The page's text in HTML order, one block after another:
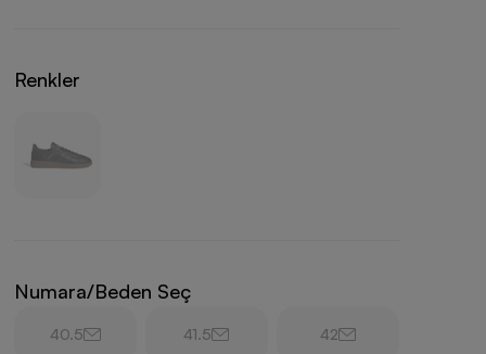
Renkler
Numara/Beden Seç
40.5 41.5 42